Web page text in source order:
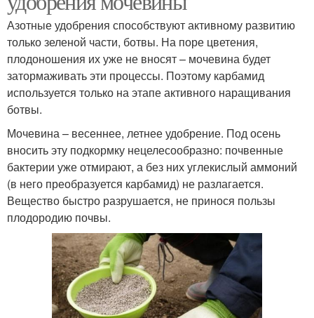
Азотные удобрения способствуют активному развитию
только зеленой части, ботвы. На поре цветения,
плодоношения их уже не вносят – мочевина будет
затормаживать эти процессы. Поэтому карбамид
используется только на этапе активного наращивания
ботвы.
Мочевина – весеннее, летнее удобрение. Под осень
вносить эту подкормку нецелесообразно: почвенные
бактерии уже отмирают, а без них углекислый аммоний
(в него преобразуется карбамид) не разлагается.
Вещество быстро разрушается, не принося пользы
плодородию почвы.